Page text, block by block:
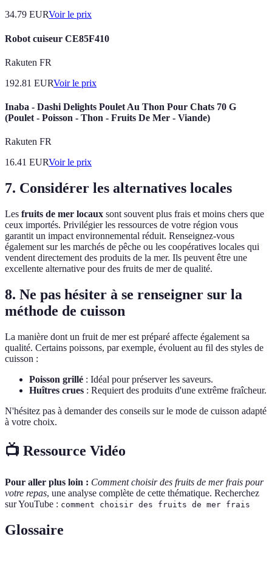
34.79 EURVoir le prix
Robot cuiseur CE85F410
Rakuten FR
192.81 EURVoir le prix
Inaba - Dashi Delights Poulet Au Thon Pour Chats 70 G
(Poulet - Poisson - Thon - Fruits De Mer - Viande)
Rakuten FR
16.41 EURVoir le prix
7. Considérer les alternatives locales
Les fruits de mer locaux sont souvent plus frais et moins chers que
ceux importés. Privilégier les ressources de votre région vous
garantit un impact environnemental réduit. Renseignez-vous
également sur les marchés de pêche ou les coopératives locales qui
vendent directement des produits de la mer. Ils peuvent être une
excellente alternative pour des fruits de mer de qualité.
8. Ne pas hésiter à se renseigner sur la
méthode de cuisson
La manière dont un fruit de mer est préparé affecte également sa
qualité. Certains poissons, par exemple, évoluent au fil des styles de
cuisson :
Poisson grillé : Idéal pour préserver les saveurs.
Huîtres crues : Requiert des produits d'une extrême fraîcheur.
N'hésitez pas à demander des conseils sur le mode de cuisson adapté
à votre choix.
📺 Ressource Vidéo
Pour aller plus loin : Comment choisir des fruits de mer frais pour
votre repas, une analyse complète de cette thématique. Recherchez
sur YouTube : comment choisir des fruits de mer frais
Glossaire